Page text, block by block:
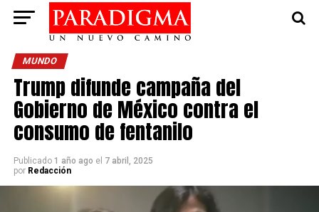
MUNDO
Trump difunde campaña del
Gobierno de México contra el
consumo de fentanilo
Publicado 1 año ago el 7 abril, 2025
por Redacción